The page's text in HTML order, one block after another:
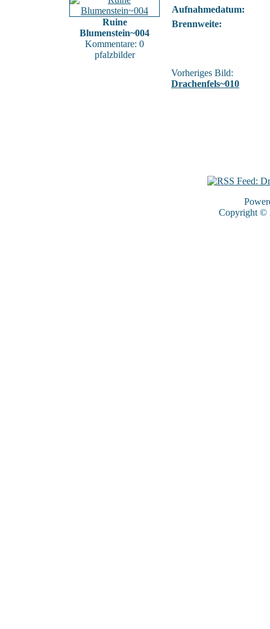
Ruine
Blumenstein~004
Kommentare: 0
pfalzbilder
Aufnahmedatum:
Brennweite:
Vorheriges Bild:
Drachenfels~010
Copyright ©